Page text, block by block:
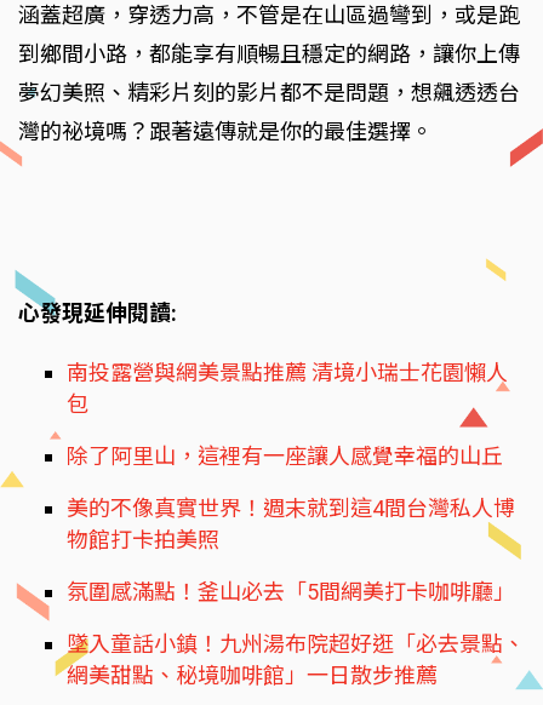
涵蓋超廣，穿透力高，不管是在山區過彎到，或是跑
到鄉間小路，都能享有順暢且穩定的網路，讓你上傳
夢幻美照、精彩片刻的影片都不是問題，想飆透透台
灣的祕境嗎？跟著遠傳就是你的最佳選擇。
心發現延伸閱讀:
南投露營與網美景點推薦 清境小瑞士花園懶人
包
除了阿里山，這裡有一座讓人感覺幸福的山丘
美的不像真實世界！週末就到這4間台灣私人博
物館打卡拍美照
氛圍感滿點！釜山必去「5間網美打卡咖啡廳」
墜入童話小鎮！九州湯布院超好逛「必去景點、
網美甜點、秘境咖啡館」一日散步推薦